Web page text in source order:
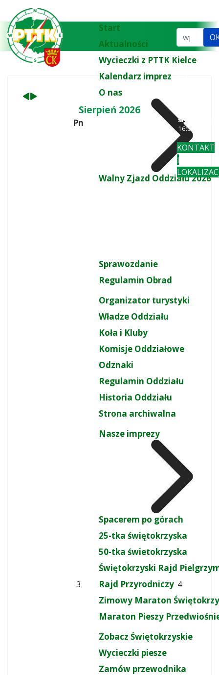
Start
Aktualności
Wycieczki z PTTK Kielce
Kalendarz imprez
O nas
Walny Zjazd Oddziału 2026
Sprawozdanie
Regulamin Obrad
Organizator turystyki
Władze Oddziału
Koła i Kluby
Komisje Oddziałowe
Odznaki
Regulamin Oddziału
Historia Oddziału
Strona archiwalna
Nasze imprezy
Spacerem po górach
25-tka świętokrzyska
50-tka świetokrzyska
Świętokrzyski Rajd
Rajd Przyrodniczy
Zimowy Maraton
Maraton Pieszy
Zobacz Świętokrzyskie
Wycieczki piesze
Zamów przewodnika
Szukaj...
śr-pi
16:00
KONTAKT
i
miesiąc
miesiąc
Sierpień 2026
Pn Wt
3 4